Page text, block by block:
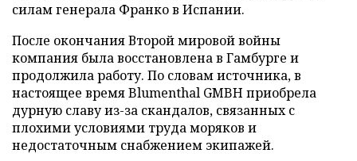
силам генерала Франко в Испании.
После окончания Второй мировой войны
компания была восстановлена в Гамбурге и
продолжила работу. По словам источника, в
настоящее время Blumenthal GMBH приобрела
дурную славу из-за скандалов, связанных с
плохими условиями труда моряков и
недостаточным снабжением экипажей.